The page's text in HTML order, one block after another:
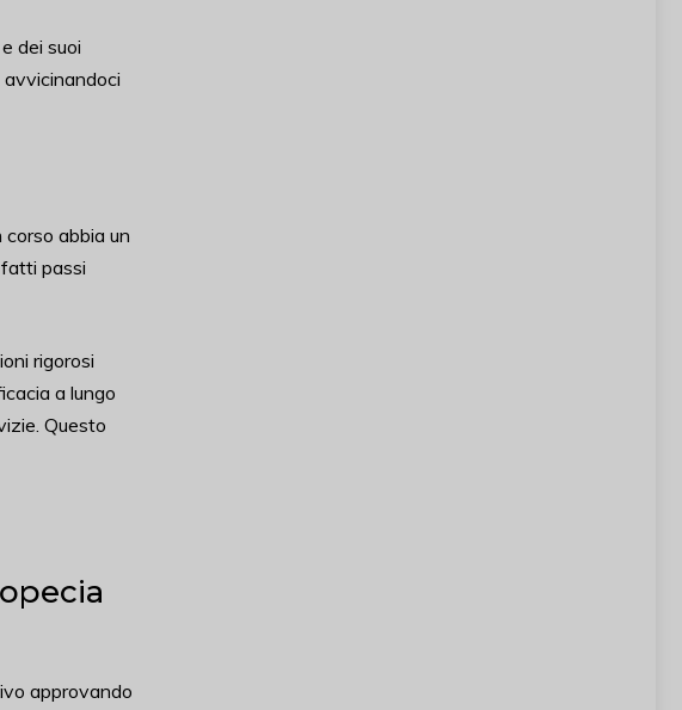
dei suoi
abbia un
passi
rigorosi
a lungo
Questo
approvando